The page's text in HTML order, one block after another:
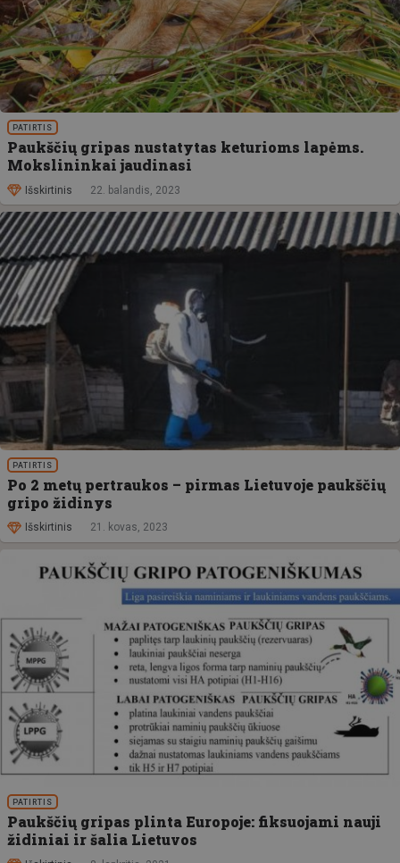
PATIRTIS
Paukščių gripas nustatytas keturioms lapėms.
Mokslininkai jaudinasi
Išskirtinis 22. balandis, 2023
PATIRTIS
Po 2 metų pertraukos – pirmas Lietuvoje paukščių
gripo židinys
Išskirtinis 21. kovas, 2023
PATIRTIS
Paukščių gripas plinta Europoje: fiksuojami nauji
židiniai ir šalia Lietuvos